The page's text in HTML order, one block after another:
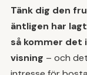
Tänk dig den
äntligen har
så kommer
visning – och